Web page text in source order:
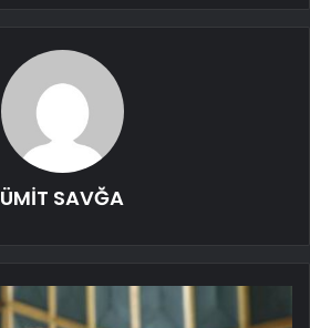
ÜMİT SAVĞA